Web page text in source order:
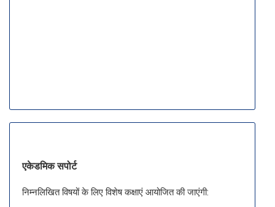
एकेडमिक सपोर्ट
निम्नलिखित विषयों के लिए विशेष कक्षाएं आयोजित की जाएंगी: